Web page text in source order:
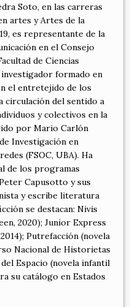
Soto, en las carreras
artes y Artes de la
es representante de la
en el Consejo
de Ciencias
investigador formado en
el entretejido de los
circulación del sentido a
y colectivos en la
por Mario Carlón
Investigación en
(FSOC, UBA). Ha
de los programas
Capusotto y sus
y escribe literatura
se destacan: Nivis
2020); Junior Express
Putrefacción (novela
Nacional de Historietas
Espacio (novela infantil
su catálogo en Estados